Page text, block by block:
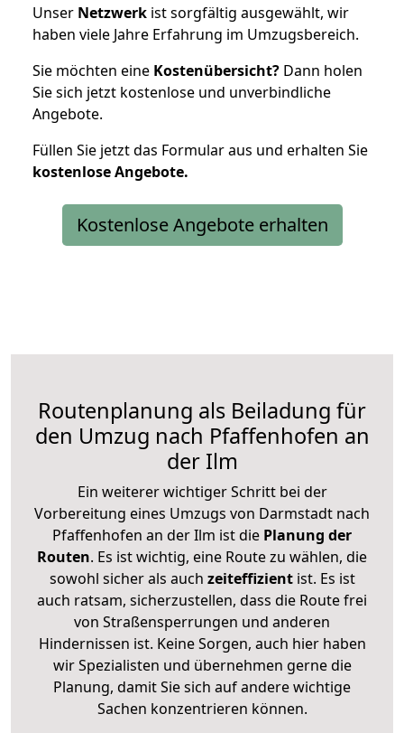
Unser Netzwerk ist sorgfältig ausgewählt, wir
haben viele Jahre Erfahrung im Umzugsbereich.
Sie möchten eine Kostenübersicht? Dann holen
Sie sich jetzt kostenlose und unverbindliche
Angebote.
Füllen Sie jetzt das Formular aus und erhalten Sie
kostenloseAngebote.
Kostenlose Angebote erhalten
Routenplanung als Beiladung für
den Umzug nach Pfaffenhofen an
der Ilm
Ein weiterer wichtiger Schritt bei der
Vorbereitung eines Umzugs von Darmstadt nach
Pfaffenhofen an der Ilm ist die Planung der
Routen. Es ist wichtig, eine Route zu wählen, die
sowohl sicher als auch zeiteffizientist. Es ist
auch ratsam, sicherzustellen, dass die Route frei
von Straßensperrungen und anderen
Hindernissen ist. Keine Sorgen, auch hier haben
wir Spezialisten und übernehmen gerne die
Planung, damit Sie sich auf andere wichtige
Sachen konzentrieren können.